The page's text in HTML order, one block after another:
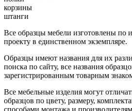
корзины
штанги
Все образцы мебели изготовлены по
проекту в единственном экземпляре.
Образцы имеют названия для их
поиска по сайту, все названия
зарегистрированным товарным
Все мебельные изделия могут
образцов по цвету, размеру,
способами монтажа и